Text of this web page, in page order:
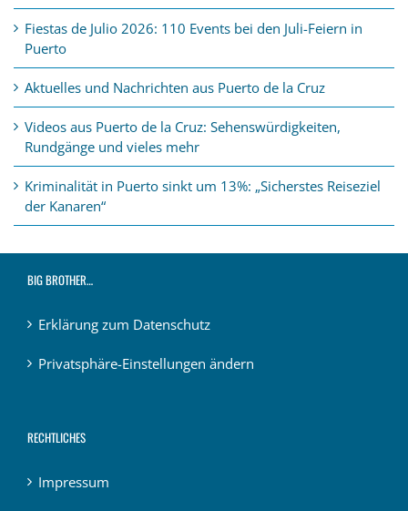
Fiestas de Julio 2026: 110 Events bei den Juli-Feiern in
Puerto
Aktuelles und Nachrichten aus Puerto de la Cruz
Videos aus Puerto de la Cruz: Sehenswürdigkeiten,
Rundgänge und vieles mehr
Kriminalität in Puerto sinkt um 13%: „Sicherstes Reiseziel
der Kanaren“
BIG BROTHER…
Erklärung zum Datenschutz
Privatsphäre-Einstellungen ändern
RECHTLICHES
Impressum